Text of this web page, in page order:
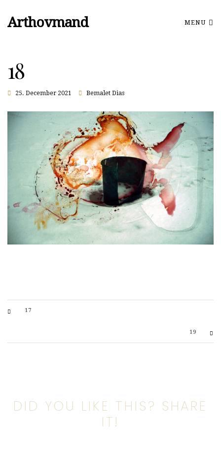
Arthovmand MENU
18
25. December 2021 Bemalet Dias
17
19
DID YOU LIKE THIS? SHARE
IT!